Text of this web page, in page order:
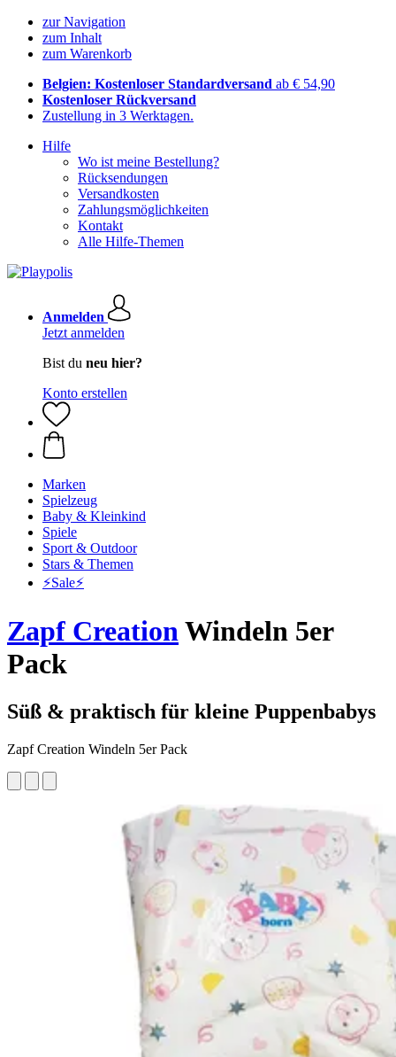
zur Navigation
zum Inhalt
zum Warenkorb
Belgien: Kostenloser Standardversand ab € 54,90
Kostenloser Rückversand
Zustellung in 3 Werktagen.
Hilfe
Wo ist meine Bestellung?
Rücksendungen
Versandkosten
Zahlungsmöglichkeiten
Kontakt
Alle Hilfe-Themen
Anmelden
Jetzt anmelden
Bist du neu hier?
Konto erstellen
Marken
Spielzeug
Baby & Kleinkind
Spiele
Sport & Outdoor
Stars & Themen
⚡️Sale⚡️
Zapf CreationWindeln 5er
Pack
Süß & praktisch für kleine Puppenbabys
Zapf Creation Windeln 5er Pack